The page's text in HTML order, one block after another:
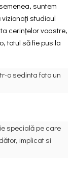
suntem
studioul
cerințelor voastre,
totul să fie pus la
o sedinta foto un
specială pe care
implicat si